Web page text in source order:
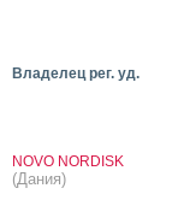
Владелец рег. уд.
NOVO NORDISK
(Дания)